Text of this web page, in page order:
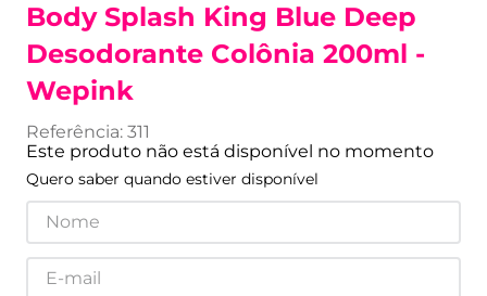
Body Splash King Blue Deep
Desodorante Colônia 200ml -
Wepink
Referência: 311
Este produto não está disponível no momento
Quero saber quando estiver disponível